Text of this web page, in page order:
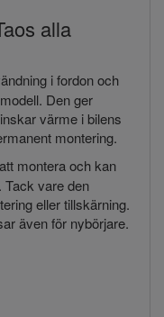
alla
i fordon och
Den ger
värme i bilens
montering.
montera och kan
Tack vare den
eller tillskärning.
även för nybörjare.